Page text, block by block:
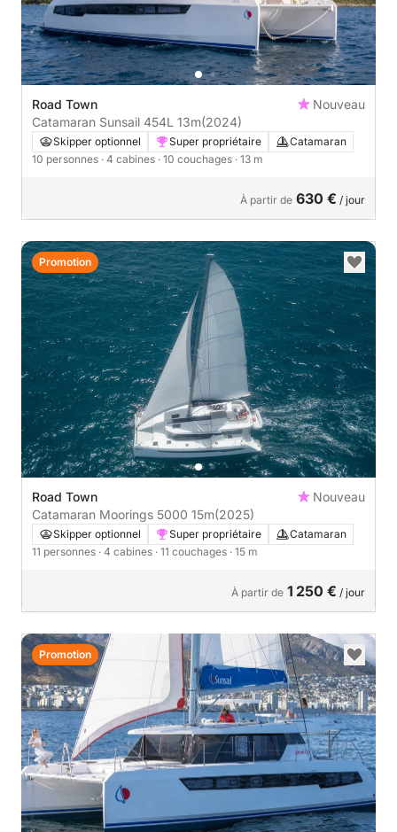
Road Town
Nouveau
Catamaran Sunsail 454L 13m(2024)
Skipper optionnel Super propriétaire
Catamaran
10 personnes · 4 cabines · 10 couchages · 13 m
À partir de 630 € / jour
Road Town
Nouveau
Catamaran Moorings 5000 15m(2025)
Skipper optionnel Super propriétaire
Catamaran
11 personnes · 4 cabines · 11 couchages · 15 m
À partir de 1 250 € / jour
Promotion
Promotion